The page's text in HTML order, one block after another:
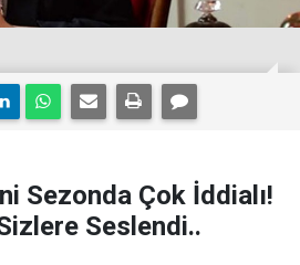
Sezonda Çok İddialı!
Seslendi..